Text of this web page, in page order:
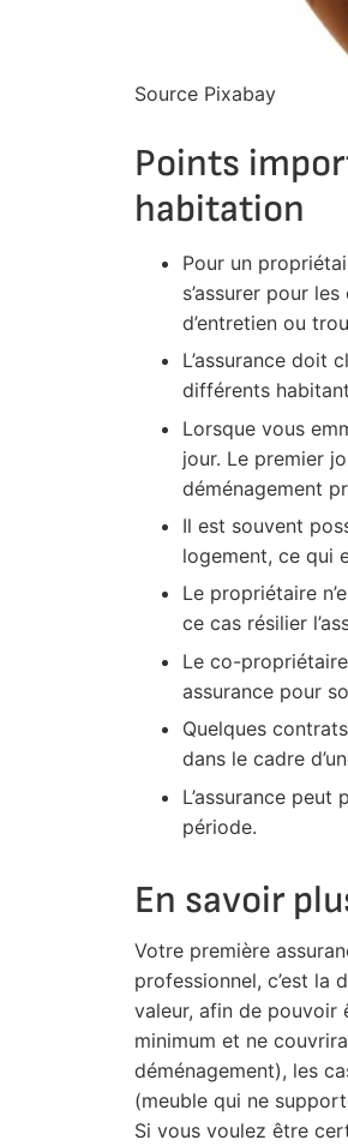
Source Pixabay
Points
habitation
Pour un
s’assurer pour
d’entretien ou
L’assurance doit
différents
Lorsque vous
jour. Le premier
déménagement
Il est souvent
logement, ce qui
Le propriétaire
ce cas résilier
Le co-
assurance pour
Quelques
dans le cadre
L’assurance
période.
En savoir
Votre première
professionnel, c’est la
valeur, afin de pouvoir
minimum et ne
déménagement), les
(meuble qui ne
Si vous voulez être